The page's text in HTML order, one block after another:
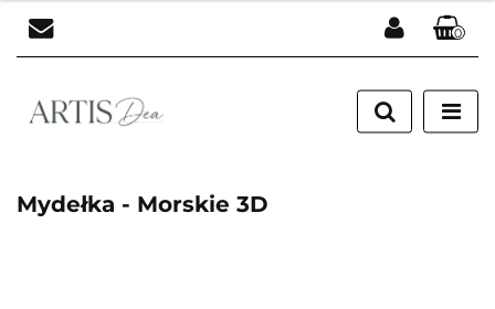
Zaloguj się
Zarejestruj się
0
Mydełka - Morskie 3D